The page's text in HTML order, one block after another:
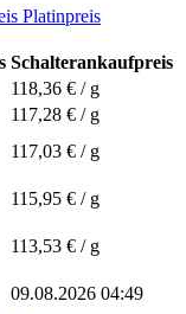
Platinpreis
Schalterankaufpreis
118,36 € / g
117,28 € / g
117,03 € / g
115,95 € / g
113,53 € / g
09.08.2026 04:49